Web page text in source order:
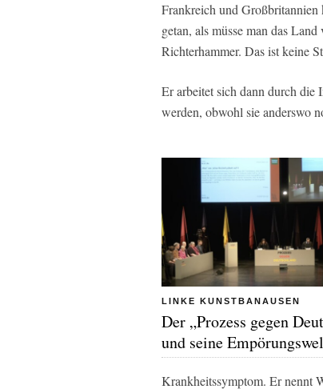
Frankreich und
getan, als müsse man das
Richterhammer. Das ist keine
Er arbeitet sich dann durch die
werden, obwohl sie anderswo
LINKE KUNSTBANAUSEN
Der „Prozess gegen
und seine
Krankheitssymptom. Er nennt